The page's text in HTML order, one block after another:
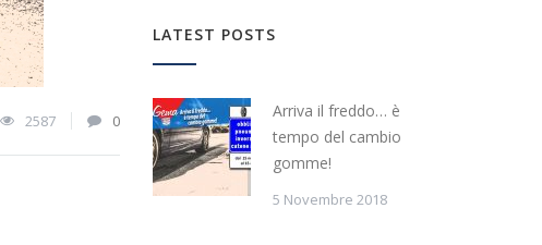
2587 0
LATEST POSTS
Arriva il freddo… è
tempo del cambio
gomme!
5 Novembre 2018